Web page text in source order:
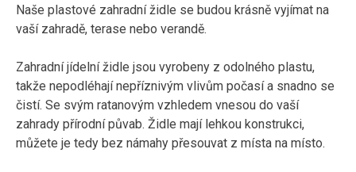
Naše plastové zahradní židle se budou krásně vyjímat na
vaší zahradě, terase nebo verandě.
Zahradní jídelní židle jsou vyrobeny z odolného plastu,
takže nepodléhají nepříznivým vlivům počasí a snadno se
čistí. Se svým ratanovým vzhledem vnesou do vaší
zahrady přírodní půvab. Židle mají lehkou konstrukci,
můžete je tedy bez námahy přesouvat z místa na místo.